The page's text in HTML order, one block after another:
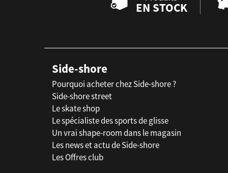
EN STOCK
Side-shore
Pourquoi acheter chez Side-shore ?
Side-shore street
Le skate shop
Le spécialiste des sports de glisse
Un vrai shape-room dans le magasin
Les news et actu de Side-shore
Les Offres club